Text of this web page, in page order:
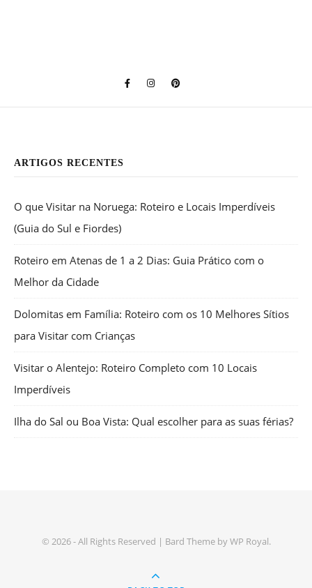
ARTIGOS RECENTES
O que Visitar na Noruega: Roteiro e Locais Imperdíveis
(Guia do Sul e Fiordes)
Roteiro em Atenas de 1 a 2 Dias: Guia Prático com o
Melhor da Cidade
Dolomitas em Família: Roteiro com os 10 Melhores Sítios
para Visitar com Crianças
Visitar o Alentejo: Roteiro Completo com 10 Locais
Imperdíveis
Ilha do Sal ou Boa Vista: Qual escolher para as suas férias?
© 2026 - All Rights Reserved | Bard Theme byWP Royal.